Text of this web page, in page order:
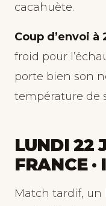
cacahuète.
Coup d’envoi à
froid pour
porte bien son
température de
LUNDI 22
FRANCE
Match tardif, un